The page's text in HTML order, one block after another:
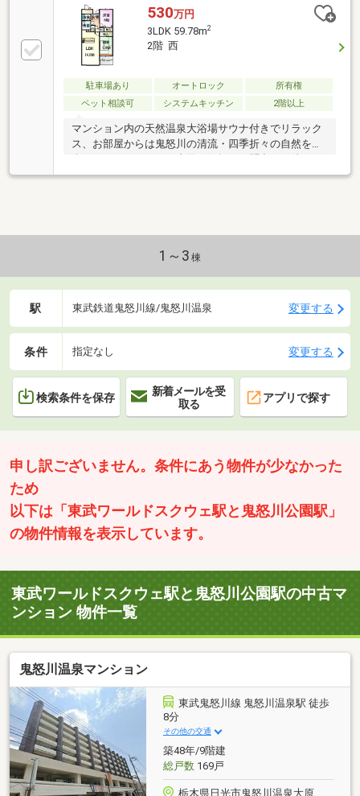
530万円
3LDK 59.78m2
2階 西
駐車場あり オートロック
所有権
ペット相談可
システムキッチン 2階以上
マンション内の天然温泉大浴場サウナ付きでリラック
ス、お部屋からは鬼怒川の清流・四季折々の自然をお
ております。
1～3 棟
駅 東武鉄道鬼怒川線/鬼怒川温泉 変更する
条件 指定なし 変更する
検索条件を保存
新着メールを受
取る
アプリで探す
申し訳ございません。条件にあう物件が少なかった
ため
以下は「東武ワールドスクウェ駅と鬼怒川公園駅」
の物件情報を表示しています。
東武ワールドスクウェ駅と鬼怒川公園駅の中古マ
ンション 物件一覧
鬼怒川温泉マンション
東武鬼怒川線 鬼怒川温泉駅 徒歩
8分
その他の交通
築48年/9階建
総戸数169戸
栃木県日光市鬼怒川温泉大原